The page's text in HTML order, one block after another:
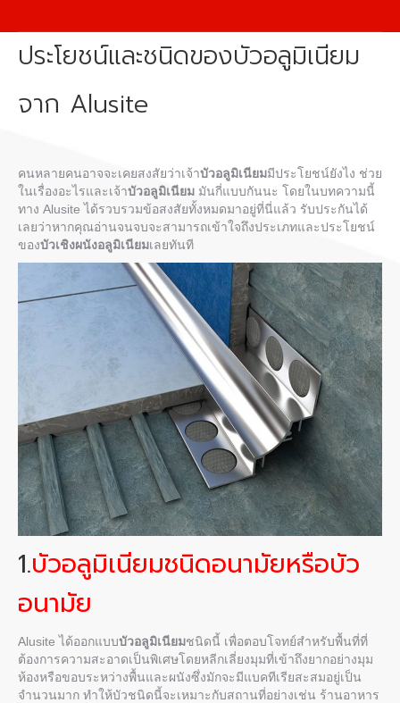
ประโยชน์และชนิดของบัวอลูมิเนียม
จาก Alusite
คนหลายคนอาจจะเคยสงสัยว่าเจ้าบัวอลูมิเนียมมีประโยชน์ยังไง ช่วย
ในเรื่องอะไรและเจ้าบัวอลูมิเนียม มันกี่แบบกันนะ โดยในบทความนี้
ทาง Alusite ได้รวบรวมข้อสงสัยทั้งหมดมาอยู่ที่นี่แล้ว รับประกันได้
เลยว่าหากคุณอ่านจนจบจะสามารถเข้าใจถึงประเภทและประโยชน์
ของบัวเชิงผนังอลูมิเนียมเลยทันที
1.บัวอลูมิเนียมชนิดอนามัยหรือบัว
อนามัย
Alusite ได้ออกแบบบัวอลูมิเนียมชนิดนี้ เพื่อตอบโจทย์สำหรับพื้นที่ที่
ต้องการความสะอาดเป็นพิเศษโดยหลีกเลี่ยงมุมที่เข้าถึงยากอย่างมุม
ห้องหรือขอบระหว่างพื้นและผนังซึ่งมักจะมีแบคทีเรียสะสมอยู่เป็น
จำนวนมาก ทำให้บัวชนิดนี้จะเหมาะกับสถานที่อย่างเช่น ร้านอาหาร